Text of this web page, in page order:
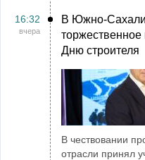
16:32
вчера
В Южно-
Дню строителя
В чествовании
отрасли принял